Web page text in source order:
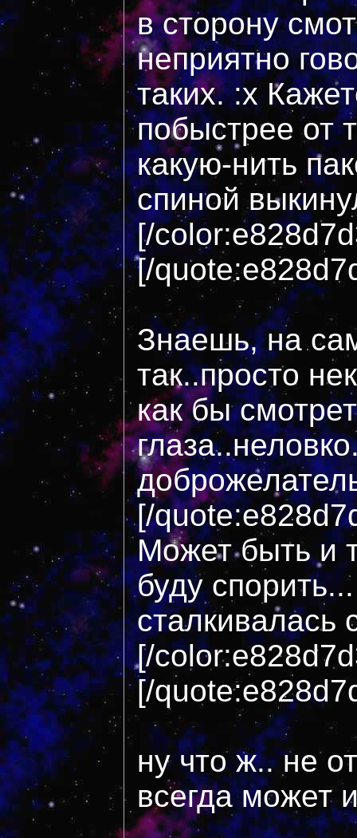
в сторону
неприятно
таких. :x
побыстрее от
какую-нить
спиной
[/
[/
Знаешь, на
так..просто
как бы
[/
Может быть и
буду
сталкивалась
[/
[/
ну что ж.. не
всегда может